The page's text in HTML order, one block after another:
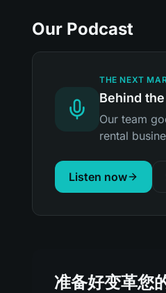
Our Podcast
THE NEXT
Behind
Our team
rental
Listen now
准备好变革您